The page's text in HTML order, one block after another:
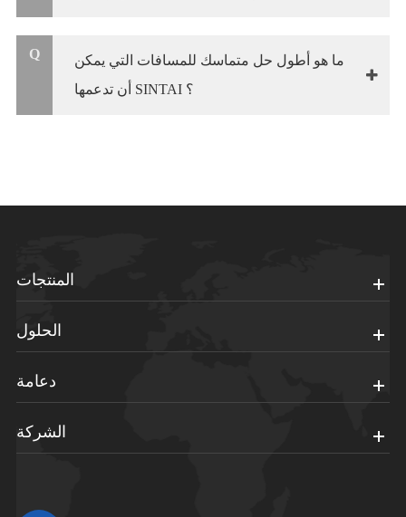
Q
ما هو أطول حل متماسك للمسافات التي يمكن
أن تدعمها SINTAI ؟
المنتجات
الحلول
دعامة
الشركة